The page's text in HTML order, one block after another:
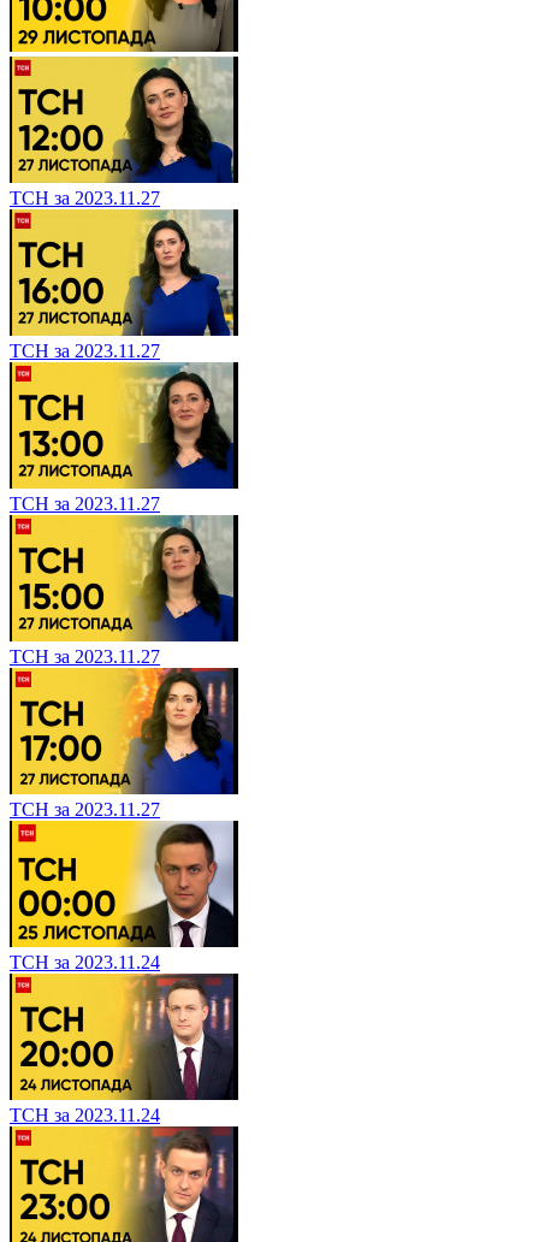
ТСН за 2023.11.27
ТСН за 2023.11.27
ТСН за 2023.11.27
ТСН за 2023.11.27
ТСН за 2023.11.27
ТСН за 2023.11.24
ТСН за 2023.11.24